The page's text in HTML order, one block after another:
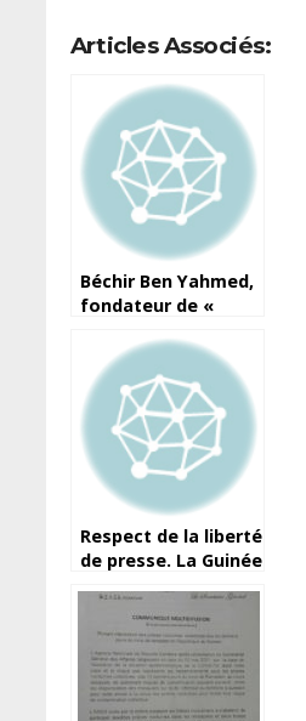
Articles Associés:
Béchir Ben Yahmed,
fondateur de «
mort
Respect de la liberté
de presse. La Guinée